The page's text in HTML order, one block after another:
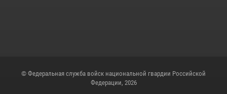
© Федеральная служба войск национальной гвардии Российской
Федерации, 2026